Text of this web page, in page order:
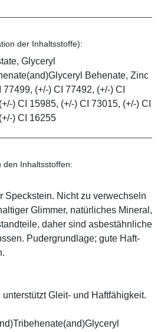
der Inhaltsstoffe):
Glyceryl
Behenate, Zinc
(+/-) CI 77492, (+/-) CI
) CI 15985, (+/-) CI 73015, (+/-) CI
) CI 16255
den Inhaltsstoffen:
Speckstein. Nicht zu verwechseln
Glimmer, natürliches Mineral,
daher sind asbestähnliche
Pudergrundlage; gute Haft-
Gleit- und Haftfähigkeit.